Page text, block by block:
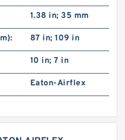
1.38 in; 35 mm
87 in; 109 in
10 in; 7 in
Eaton-Airflex